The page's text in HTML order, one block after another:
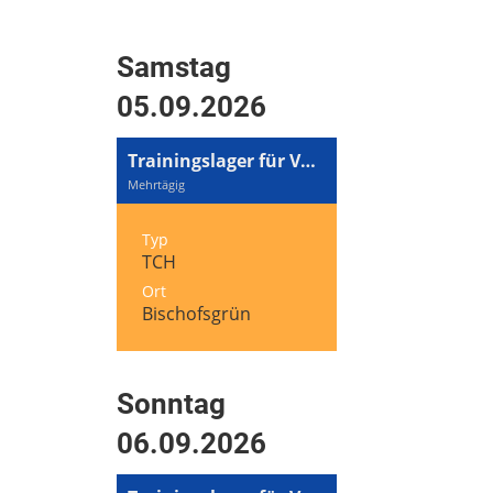
Samstag
05.09.2026
Trainingslager für Volleyball und Tennis
Mehrtägig
Typ
TCH
Ort
Bischofsgrün
Sonntag
06.09.2026